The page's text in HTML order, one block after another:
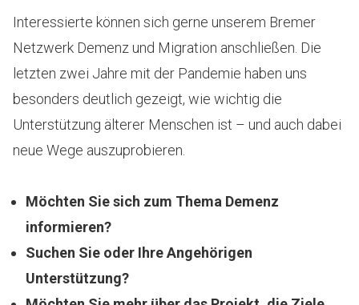
Interessierte können sich gerne unserem Bremer
Netzwerk Demenz und Migration anschließen. Die
letzten zwei Jahre mit der Pandemie haben uns
besonders deutlich gezeigt, wie wichtig die
Unterstützung älterer Menschen ist – und auch dabei
neue Wege auszuprobieren.
Möchten Sie sich zum Thema Demenz
informieren?
Suchen Sie oder Ihre Angehörigen
Unterstützung?